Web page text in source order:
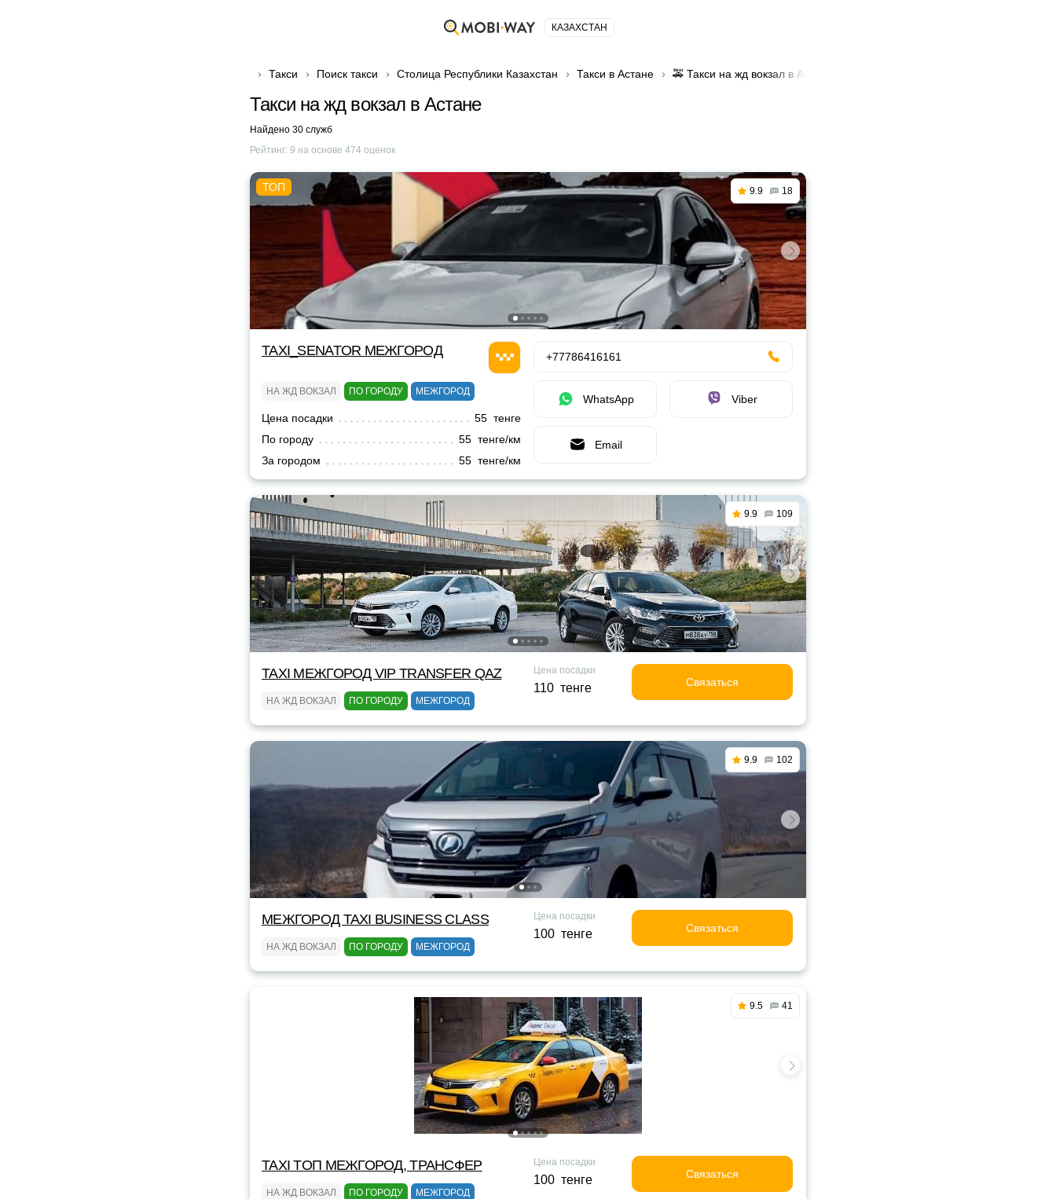
КАЗАХСТАН
Такси Поиск такси Столица Республики Казахстан Такси в Астане 🚕 Такси на жд вокзал в Астане
Такси на жд вокзал в Астане
Найдено 30 служб
Рейтинг: 9 на основе 474 оценок
9.9 18
TAXI_SENATOR МЕЖГОРОД
НА ЖД ВОКЗАЛ ПО ГОРОДУ МЕЖГОРОД
Цена посадки
55 тенге
По городу
55 тенге/км
За городом
55 тенге/км
+77786416161
WhatsApp Viber
Email
9.9 109
TAXI МЕЖГОРОД VIP TRANSFER QАZ
НА ЖД ВОКЗАЛ ПО ГОРОДУ МЕЖГОРОД
Цена посадки
110 тенге Связаться
9.9 102
МЕЖГОРОД TAXI BUSINESS CLASS
НА ЖД ВОКЗАЛ ПО ГОРОДУ МЕЖГОРОД
Цена посадки
100 тенге Связаться
9.5 41
TAXI TOП МЕЖГОРОД, ТРАНСФЕР
НА ЖД ВОКЗАЛ ПО ГОРОДУ МЕЖГОРОД
Цена посадки
100 тенге Связаться